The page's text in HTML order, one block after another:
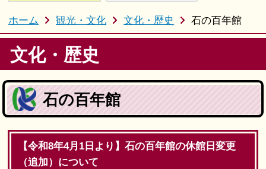
ホーム 観光・文化 文化・歴史 石の百年館
文化・歴史
石の百年館
【令和8年4月1日より】石の百年館の休館日変更
（追加）について